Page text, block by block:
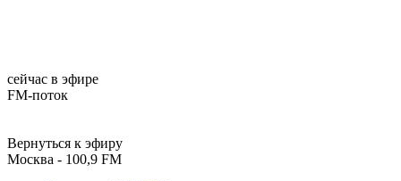
сейчас в эфире
FM-поток
Вернуться к эфиру
Москва - 100,9 FM